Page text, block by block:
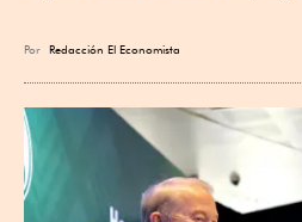
Por Redacción El Economista